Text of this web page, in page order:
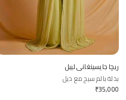
ريچا جايسينغاني ليبل
بذلة بالم سيج مع ذيل
₹35,000